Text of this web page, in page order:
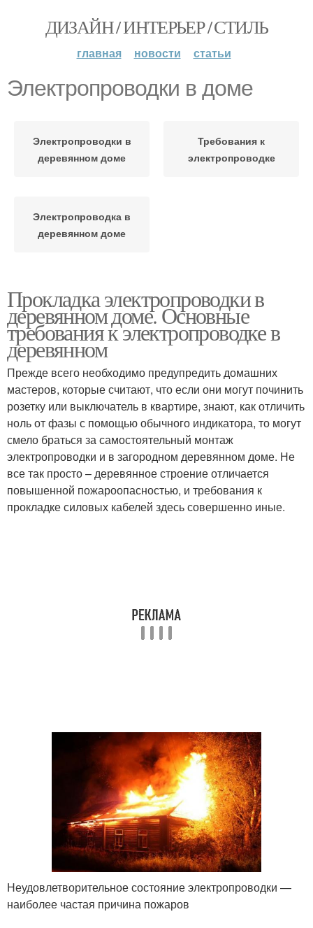
ДИЗАЙН / ИНТЕРЬЕР / СТИЛЬ
главная новости статьи
Электропроводки в доме
Электропроводки в
деревянном доме
Требования к
электропроводке
Электропроводка в
деревянном доме
Прокладка электропроводки в
деревянном доме. Основные
требования к электропроводке в
деревянном
Прежде всего необходимо предупредить домашних
мастеров, которые считают, что если они могут починить
розетку или выключатель в квартире, знают, как отличить
ноль от фазы с помощью обычного индикатора, то могут
смело браться за самостоятельный монтаж
электропроводки и в загородном деревянном доме. Не
все так просто – деревянное строение отличается
повышенной пожароопасностью, и требования к
прокладке силовых кабелей здесь совершенно иные.
Неудовлетворительное состояние электропроводки —
наиболее частая причина пожаров